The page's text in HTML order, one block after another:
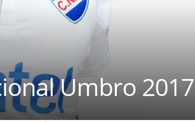
Umbro 2017